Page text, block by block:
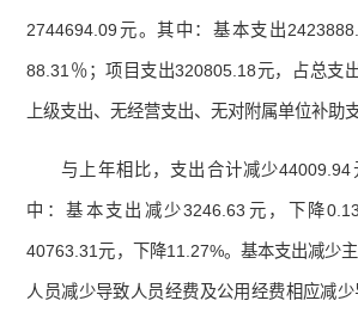
2744694.09元。其中：基本支出
88.31％；项目支出320805.18元，占总支
上级支出、无经营支出、无对附属单位补助支
与上年相比，支出合计减少44009.94
中：基本支出减少3246.63元，下降
40763.31元，下降11.27%。基本支出减少主
人员减少导致人员经费及公用经费相应减